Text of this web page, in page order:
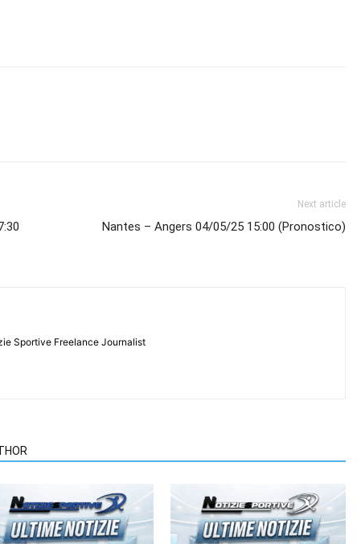
Next article
Nantes – Angers 04/05/25 15:00 (Pronostico)
Sportive Freelance Journalist